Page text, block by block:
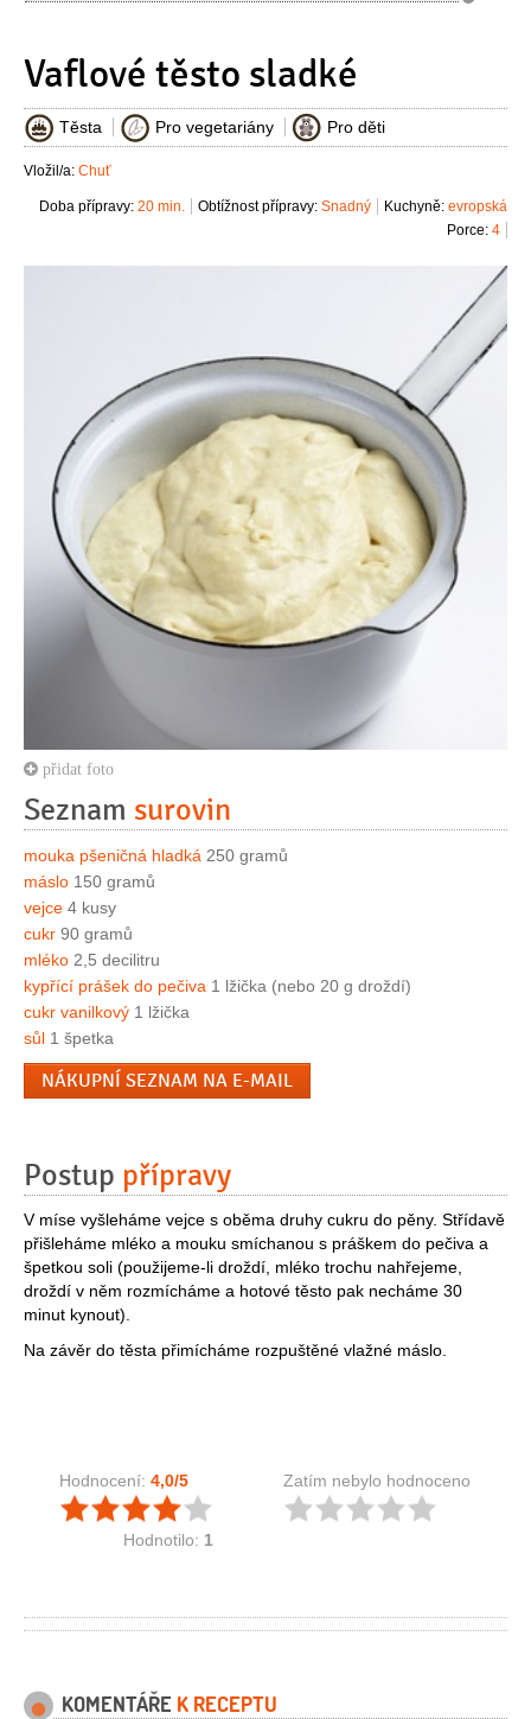
Vaflové těsto sladké
Těsta Pro vegetariány Pro děti
Vložil/a: Chuť
Kuchyně: evropská
Obtížnost přípravy: Snadný
Doba přípravy: 20 min.
Porce: 4
přidat foto
Seznam surovin
mouka pšeničná hladká 250 gramů
máslo 150 gramů
vejce 4 kusy
cukr 90 gramů
mléko 2,5 decilitru
kypřící prášek do pečiva 1 lžička (nebo 20 g droždí)
cukr vanilkový 1 lžička
sůl 1 špetka
NÁKUPNÍ SEZNAM NA E-MAIL
Postup přípravy
V míse vyšleháme vejce s oběma druhy cukru do pěny. Střídavě
přišleháme mléko a mouku smíchanou s práškem do pečiva a
špetkou soli (použijeme-li droždí, mléko trochu nahřejeme,
droždí v něm rozmícháme a hotové těsto pak necháme 30
minut kynout).
Na závěr do těsta přimícháme rozpuštěné vlažné máslo.
Hodnocení: 4,0/5
Hodnotilo: 1
Zatím nebylo hodnoceno
KOMENTÁŘE K RECEPTU